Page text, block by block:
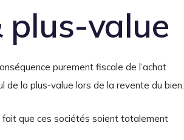
plus-value
purement fiscale de l’achat
de la plus-value lors de la revente du bien.
fait que ces sociétés soient totalement